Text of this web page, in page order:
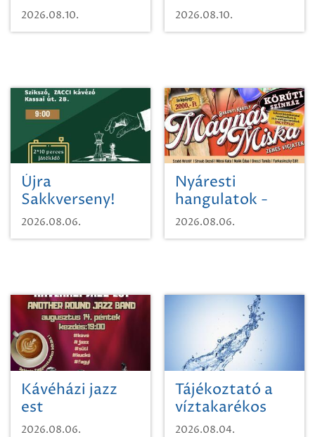
2026.08.10.
koncert
2026.08.10.
Újra
Sakkverseny!
2026.08.06.
Nyáresti
hangulatok -
Mágnás Miska
2026.08.06.
Kávéházi jazz
est
2026.08.06.
Tájékoztató a
víztakarékos
vízhasználatról
2026.08.04.